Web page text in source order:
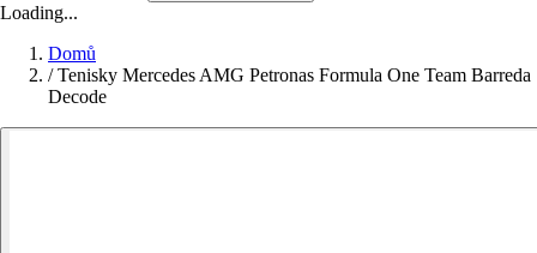
Loading...
Domů
/ Tenisky Mercedes AMG Petronas Formula One Team Barreda
Decode